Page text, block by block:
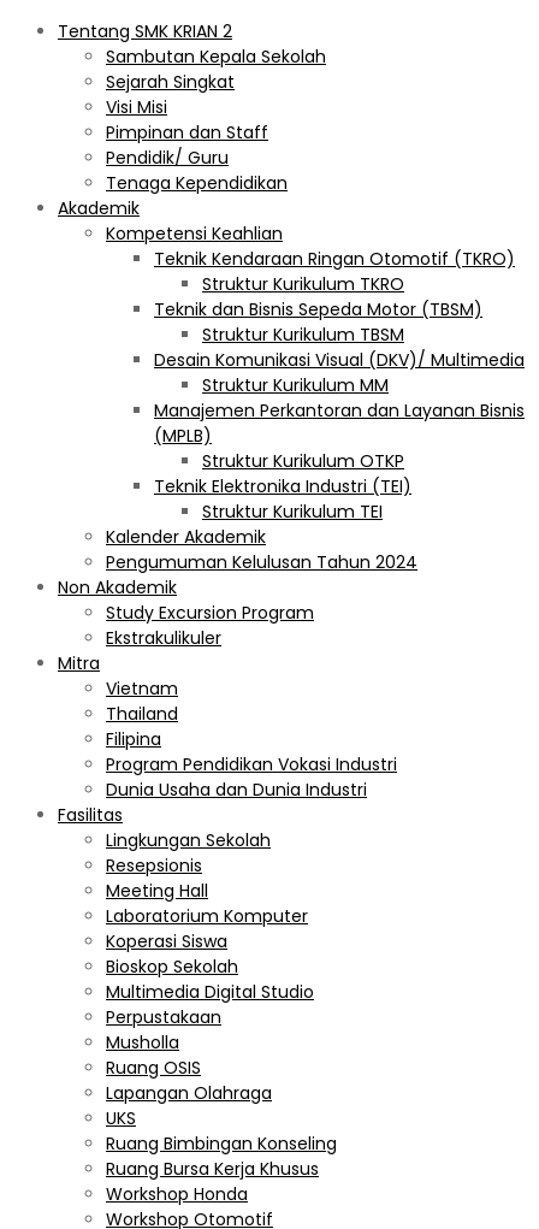
Tentang SMK KRIAN 2
Sambutan Kepala Sekolah
Sejarah Singkat
Visi Misi
Pimpinan dan Staff
Pendidik/ Guru
Tenaga Kependidikan
Akademik
Kompetensi Keahlian
Teknik Kendaraan Ringan Otomotif (TKRO)
Struktur Kurikulum TKRO
Teknik dan Bisnis Sepeda Motor (TBSM)
Struktur Kurikulum TBSM
Desain Komunikasi Visual (DKV)/ Multimedia
Struktur Kurikulum MM
Manajemen Perkantoran dan Layanan Bisnis
(MPLB)
Struktur Kurikulum OTKP
Teknik Elektronika Industri (TEI)
Struktur Kurikulum TEI
Kalender Akademik
Pengumuman Kelulusan Tahun 2024
Non Akademik
Study Excursion Program
Ekstrakulikuler
Mitra
Vietnam
Thailand
Filipina
Program Pendidikan Vokasi Industri
Dunia Usaha dan Dunia Industri
Fasilitas
Lingkungan Sekolah
Resepsionis
Meeting Hall
Laboratorium Komputer
Koperasi Siswa
Bioskop Sekolah
Multimedia Digital Studio
Perpustakaan
Musholla
Ruang OSIS
Lapangan Olahraga
UKS
Ruang Bimbingan Konseling
Ruang Bursa Kerja Khusus
Workshop Honda
Workshop Otomotif